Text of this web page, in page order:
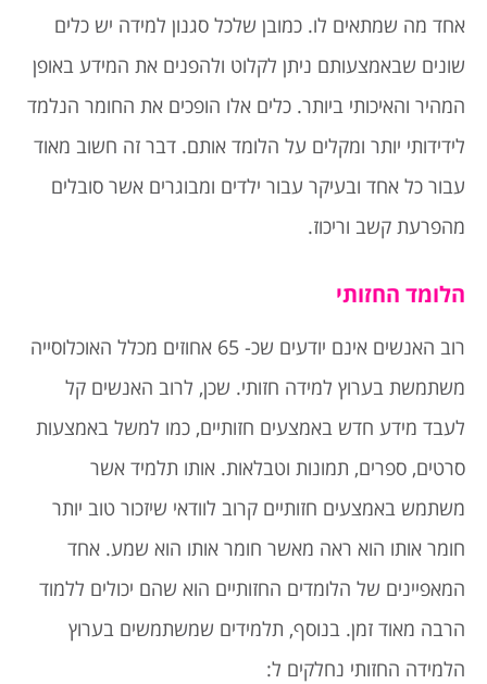
אחד מה שמתאים לו. כמובן שלכל סגנון למידה יש כלים
שונים שבאמצעותם ניתן לקלוט ולהפנים את המידע באופן
המהיר והאיכותי ביותר. כלים אלו הופכים את החומר הנלמד
לידידותי יותר ומקלים על הלומד אותם. דבר זה חשוב מאוד
עבור כל אחד ובעיקר עבור ילדים ומבוגרים אשר סובלים
מהפרעת קשב וריכוז.
הלומד החזותי
רוב האנשים אינם יודעים שכ- 65 אחוזים מכלל האוכלוסייה
משתמשת בערוץ למידה חזותי. שכן, לרוב האנשים קל
לעבד מידע חדש באמצעים חזותיים, כמו למשל באמצעות
סרטים, ספרים, תמונות וטבלאות. אותו תלמיד אשר
משתמש באמצעים חזותיים קרוב לוודאי שיזכור טוב יותר
חומר אותו הוא ראה מאשר חומר אותו הוא שמע. אחד
המאפיינים של הלומדים החזותיים הוא שהם יכולים ללמוד
הרבה מאוד זמן. בנוסף, תלמידים שמשתמשים בערוץ
הלמידה החזותי נחלקים ל: